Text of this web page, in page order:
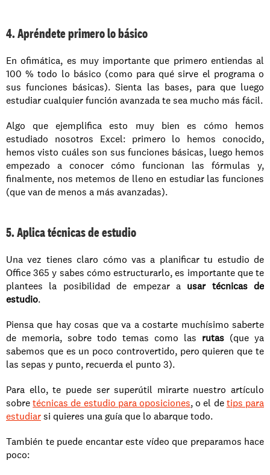
4. Apréndete primero lo básico
En ofimática, es muy importante que primero entiendas al
100 % todo lo básico (como para qué sirve el programa o
sus funciones básicas). Sienta las bases, para que luego
estudiar cualquier función avanzada te sea mucho más fácil.
Algo que ejemplifica esto muy bien es cómo hemos
estudiado nosotros Excel: primero lo hemos conocido,
hemos visto cuáles son sus funciones básicas, luego hemos
empezado a conocer cómo funcionan las fórmulas y,
finalmente, nos metemos de lleno en estudiar las funciones
(que van de menos a más avanzadas).
5. Aplica técnicas de estudio
Una vez tienes claro cómo vas a planificar tu estudio de
Office 365 y sabes cómo estructurarlo, es importante que te
plantees la posibilidad de empezar a usar técnicas de
estudio.
Piensa que hay cosas que va a costarte muchísimo saberte
de memoria, sobre todo temas como las rutas (que ya
sabemos que es un poco controvertido, pero quieren que te
las sepas y punto, recuerda el punto 3).
Para ello, te puede ser superútil mirarte nuestro artículo
sobre técnicas de estudio para oposiciones, o el de tips para
estudiar si quieres una guía que lo abarque todo.
También te puede encantar este vídeo que preparamos hace
poco: